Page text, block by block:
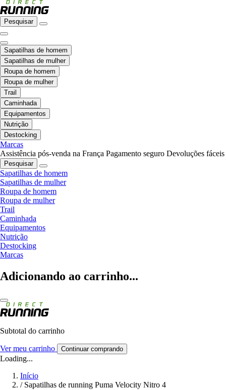
Pesquisar
Sapatilhas de homem
Sapatilhas de mulher
Roupa de homem
Roupa de mulher
Trail
Caminhada
Equipamentos
Nutrição
Destocking
Marcas
Assistência pós-venda na França Pagamento seguro Devoluções fáceis
Pesquisar
Sapatilhas de homem
Sapatilhas de mulher
Roupa de homem
Roupa de mulher
Trail
Caminhada
Equipamentos
Nutrição
Destocking
Marcas
Adicionando ao carrinho...
Subtotal do carrinho
Ver meu carrinho Continuar comprando
Loading...
Início
/ Sapatilhas de running Puma Velocity Nitro 4